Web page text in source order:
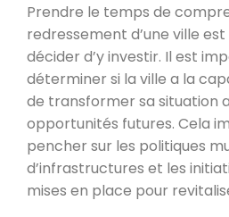
Prendre le temps de
redressement d’une ville
décider d’y investir. Il est
déterminer si la ville a la
de transformer sa situation
opportunités futures. Cela
pencher sur les politiques
d’infrastructures et les
mises en place pour